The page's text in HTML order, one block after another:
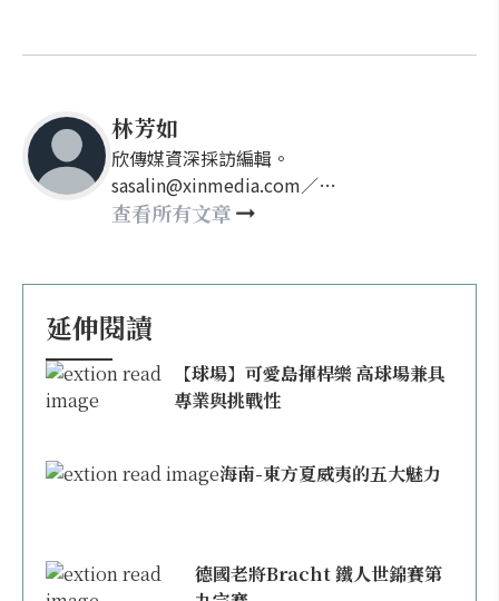
林芳如
欣傳媒資深採訪編輯。
sasalin@xinmedia.com／
happy21917@gmail.com
查看所有文章
延伸閱讀
【球場】可愛島揮桿樂 高球場兼具
專業與挑戰性
海南-東方夏威夷的五大魅力
德國老將Bracht 鐵人世錦賽第